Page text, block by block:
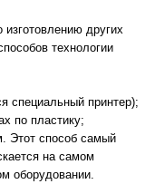
изготовлению других
технологии
специальный принтер);
по пластику;
Этот способ самый
на самом
оборудовании.